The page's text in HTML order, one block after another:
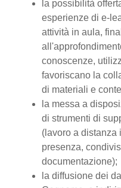
la possibilità
esperienze di e-
attività in aula,
conoscenze,
favoriscano la
di materiali e
la messa a
di strumenti di
(lavoro a distanza
presenza,
documentazione);
la diffusione dei